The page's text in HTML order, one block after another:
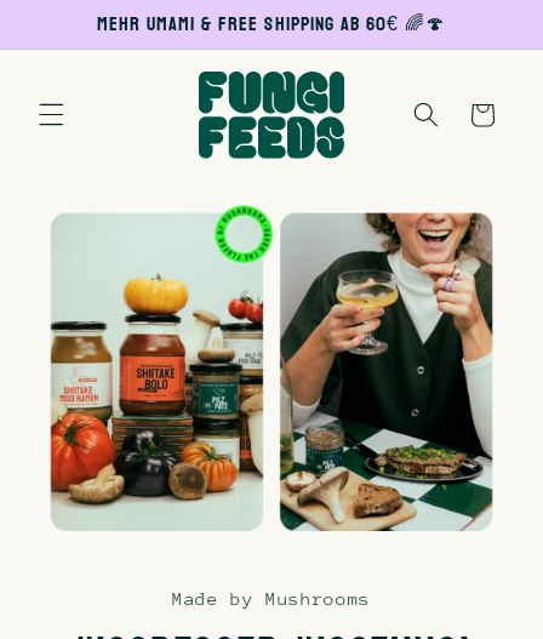
Inhalt
MEHR UMAMI & FREE SHIPPING AB 60€ 🌈🍄
Warenkorb
Made by Mushrooms